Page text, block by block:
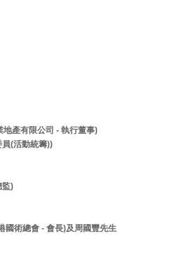
產有限公司 - 執行董事)
(活動統籌))
監)
國術總會 - 會長)及周國豐先生